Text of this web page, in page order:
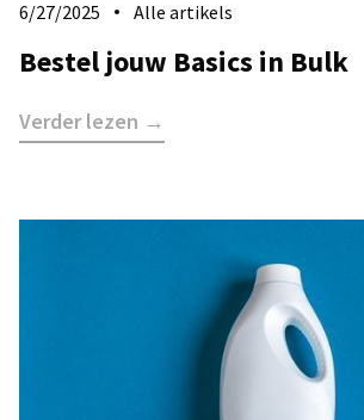
6/27/2025 Alle artikels
Bestel jouw Basics in Bulk
Verder lezen →